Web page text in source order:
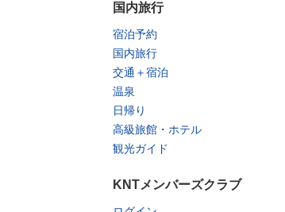
国内旅行
宿泊予約
国内旅行
交通＋宿泊
温泉
日帰り
高級旅館・ホテル
観光ガイド
KNTメンバーズクラブ